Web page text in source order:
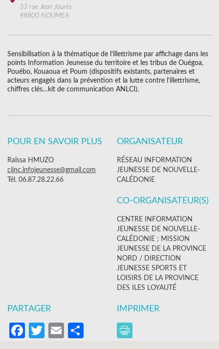
33 rue Jean Jaurès
98800 NOUMEA
Sensibilisation à la thématique de l’illettrisme par affichage dans les
points Information Jeunesse du territoire et les tribus de Ouégoa,
Pouébo, Kouaoua et Poum (dispositifs existants, partenaires et
acteurs engagés dans la prévention et la lutte contre l’illettrisme,
chiffres clés…kit de communication ANLCI).
POUR EN SAVOIR PLUS
Raïssa HMUZO
cijnc.infojeunesse@gmail.com
Tél. 06.87.28.22.66
ORGANISATEUR
RÉSEAU INFORMATION
JEUNESSE DE NOUVELLE-
CALÉDONIE
CO-ORGANISATEUR(S)
CENTRE INFORMATION
JEUNESSE DE NOUVELLE-
CALÉDONIE ; MISSION
JEUNESSE DE LA PROVINCE
NORD / DIRECTION
JEUNESSE SPORTS ET
LOISIRS DE LA PROVINCE
DES ILES LOYAUTÉ
PARTAGER
Facebook
Twitter
EmailPartager
IMPRIMER